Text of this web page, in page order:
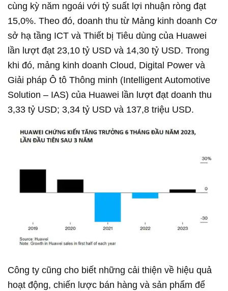
cùng kỳ năm ngoái với tỷ suất lợi nhuận ròng đạt
15,0%. Theo đó, doanh thu từ Mảng kinh doanh Cơ
sở hạ tầng ICT và Thiết bị Tiêu dùng của Huawei
lần lượt đạt 23,10 tỷ USD và 14,30 tỷ USD. Trong
khi đó, mảng kinh doanh Cloud, Digital Power và
Giải pháp Ô tô Thông minh (Intelligent Automotive
Solution – IAS) của Huawei lần lượt đạt doanh thu
3,33 tỷ USD; 3,34 tỷ USD và 137,8 triệu USD.
Công ty cũng cho biết những cải thiện về hiệu quả
hoạt động, chiến lược bán hàng và sản phẩm để